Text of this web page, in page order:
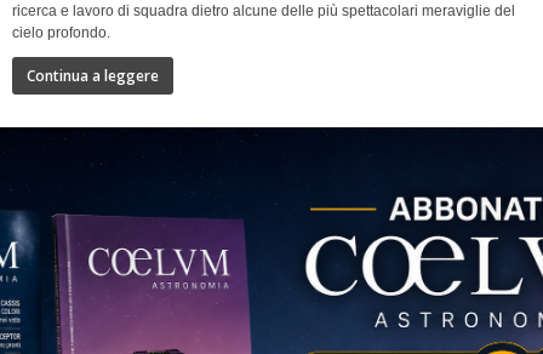
ricerca e lavoro di squadra dietro alcune delle più spettacolari meraviglie del
cielo profondo.
Continua a leggere